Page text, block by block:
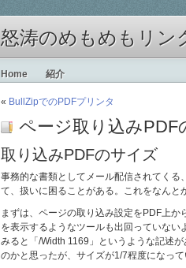
怒涛のめもめもリン
Home 紹介
« BullZipでのPDFプリンタ
ページ取り込み
取り込みPDFのサイズ
事務的な書類としてメール配信されてくる
て、扱いに困ることがある。これをなんと
まずは、ページの取り込み設定をPDF上
を表示するようなツールも出回っていな
みると「/Width 1169」というような記述
のかと思ったが、サイズが1/7程度になっ